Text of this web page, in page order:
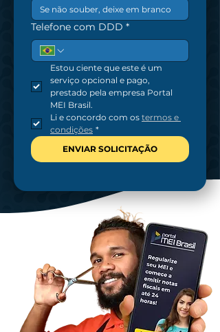
Telefone com DDD *
utmsEstou ciente que este é um
serviço opcional e pago,
prestado pela empresa Portal
MEI Brasil.
Li e concordo com os termos e
condições *
ENVIAR SOLICITAÇÃO